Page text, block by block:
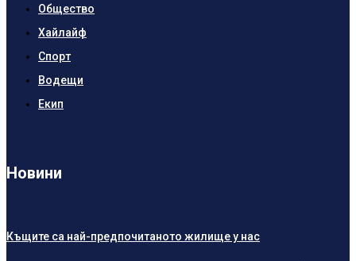
Общество
Хайлайф
Спорт
Водещи
Екип
Новини
Къщите са най-предпочитаното жилище у нас